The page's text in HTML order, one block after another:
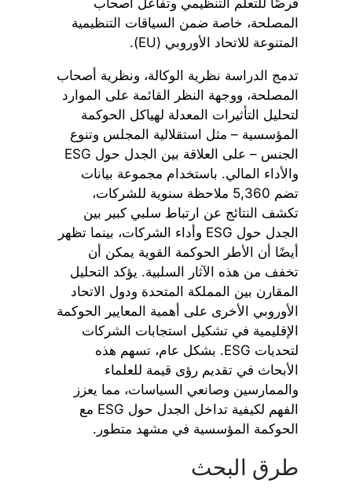
المصلحة، خاصة ضمن السياقات التنظيمية
المتنوعة للاتحاد الأوروبي (EU).
تدمج الدراسة نظرية الوكالة، ونظرية أصحاب
المصلحة، ووجهة النظر القائمة على الموارد
لتحليل التأثيرات المعدلة لهياكل الحوكمة
المؤسسية – مثل استقلالية المجلس وتنوع
الجنس – على العلاقة بين الجدل حول ESG
والأداء المالي. باستخدام مجموعة بيانات
تضم 5,360 ملاحظة سنوية للشركات،
تكشف النتائج عن ارتباط سلبي كبير بين
الجدل حول ESG وأداء الشركات، بينما تظهر
أيضًا أن الأطر الحوكمة القوية يمكن أن
تخفف من هذه الآثار السلبية. يؤكد التحليل
المقارن بين المملكة المتحدة ودول الاتحاد
الأوروبي الأخرى على أهمية المعايير الحوكمة
الإقليمية في تشكيل استجابات الشركات
لتحديات ESG. بشكل عام، تسهم هذه
الأبحاث في تقديم رؤى قيمة للعلماء
والممارسين وصانعي السياسات، مما يعزز
الفهم لكيفية تداخل الجدل حول ESG مع
الحوكمة المؤسسية في مشهد متطور.
طرق البحث